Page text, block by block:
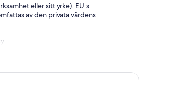
eller sitt yrke). EU:s
av den privata värdens